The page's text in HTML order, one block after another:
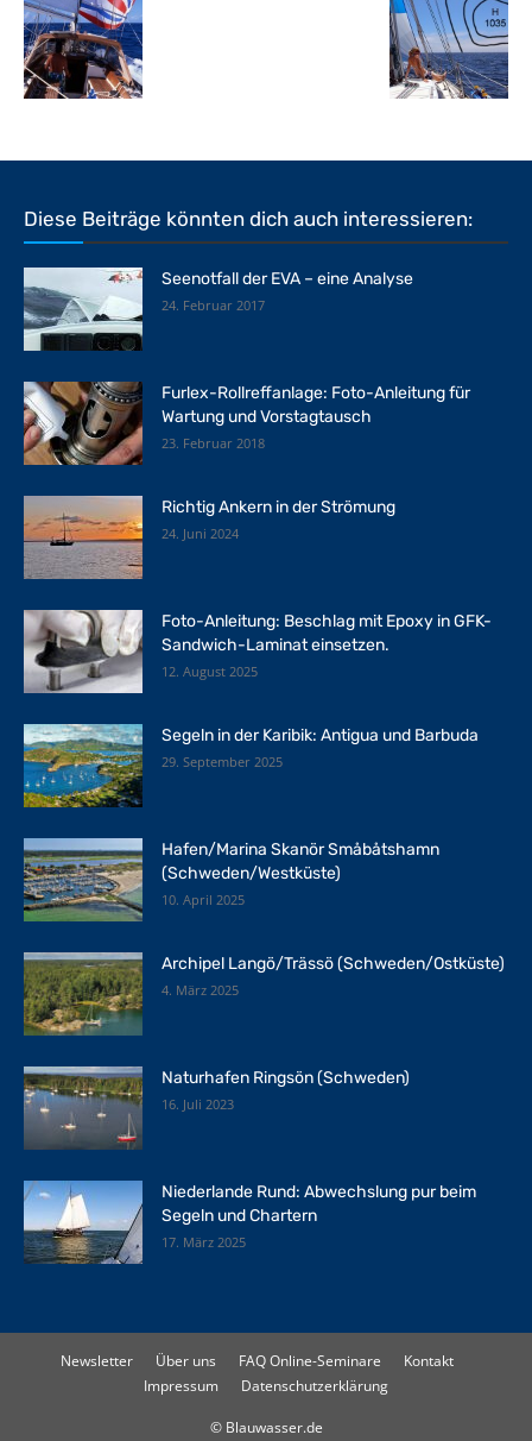
Diese Beiträge könnten dich auch interessieren:
Seenotfall der EVA – eine Analyse
24. Februar 2017
Furlex-Rollreffanlage: Foto-Anleitung für
Wartung und Vorstagtausch
23. Februar 2018
Richtig Ankern in der Strömung
24. Juni 2024
Foto-Anleitung: Beschlag mit Epoxy in GFK-
Sandwich-Laminat einsetzen.
12. August 2025
Segeln in der Karibik: Antigua und Barbuda
29. September 2025
Hafen/Marina Skanör Småbåtshamn
(Schweden/Westküste)
10. April 2025
Archipel Langö/Trässö (Schweden/Ostküste)
4. März 2025
Naturhafen Ringsön (Schweden)
16. Juli 2023
Niederlande Rund: Abwechslung pur beim
Segeln und Chartern
17. März 2025
Newsletter Über uns FAQ Online-Seminare
Kontakt
Impressum
Datenschutzerklärung
© Blauwasser.de